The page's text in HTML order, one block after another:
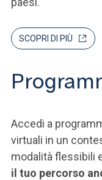
SCOPRI DI PIÙ
Accedi a
virtuali in un
modalità flessibili
il tuo percorso